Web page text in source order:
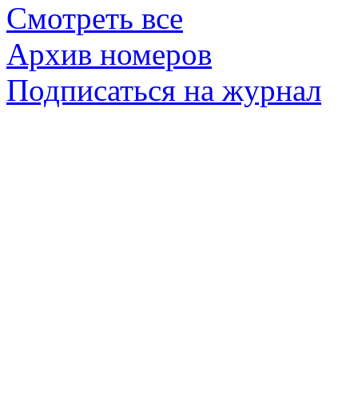
Смотреть все
Архив номеров
Подписаться на журнал